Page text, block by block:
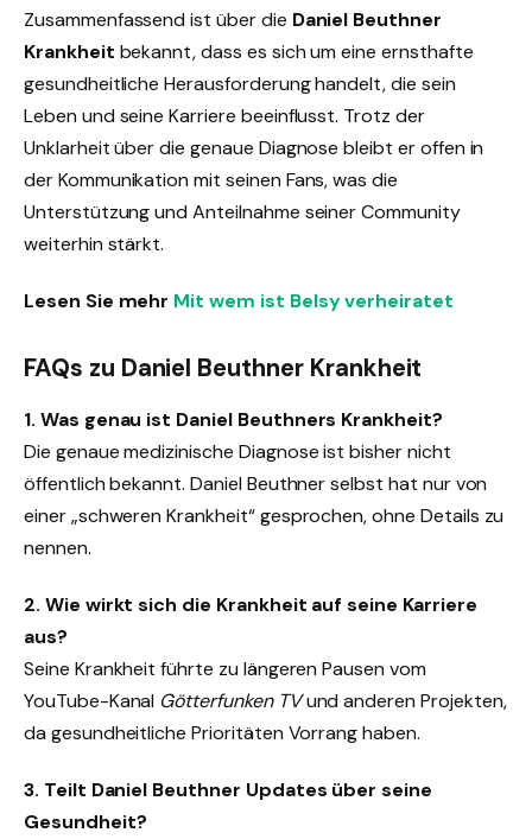
Zusammenfassend ist über die Daniel Beuthner
Krankheit bekannt, dass es sich um eine ernsthafte
gesundheitliche Herausforderung handelt, die sein
Leben und seine Karriere beeinflusst. Trotz der
Unklarheit über die genaue Diagnose bleibt er offen in
der Kommunikation mit seinen Fans, was die
Unterstützung und Anteilnahme seiner Community
weiterhin stärkt.
Lesen Sie mehr Mit wem ist Belsy verheiratet
FAQs zu Daniel Beuthner Krankheit
1. Was genau ist Daniel Beuthners Krankheit?
Die genaue medizinische Diagnose ist bisher nicht
öffentlich bekannt. Daniel Beuthner selbst hat nur von
einer „schweren Krankheit“ gesprochen, ohne Details zu
nennen.
2. Wie wirkt sich die Krankheit auf seine Karriere
aus?
Seine Krankheit führte zu längeren Pausen vom
YouTube-Kanal Götterfunken TVund anderen Projekten,
da gesundheitliche Prioritäten Vorrang haben.
3. Teilt Daniel Beuthner Updates über seine
Gesundheit?